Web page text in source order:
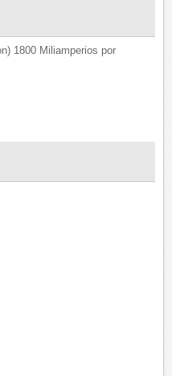
1800 Miliamperios por